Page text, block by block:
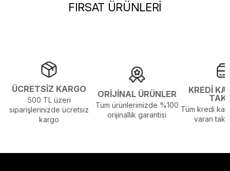
FIRSAT ÜRÜNLERİ
ÜCRETSİZ KARGO
500 TL üzeri
siparişlerinizde ücretsiz
kargo
ORİJİNAL ÜRÜNLER
Tüm ürünlerimizde %100
orijinallik garantisi
KREDİ
Tüm kredi
varan